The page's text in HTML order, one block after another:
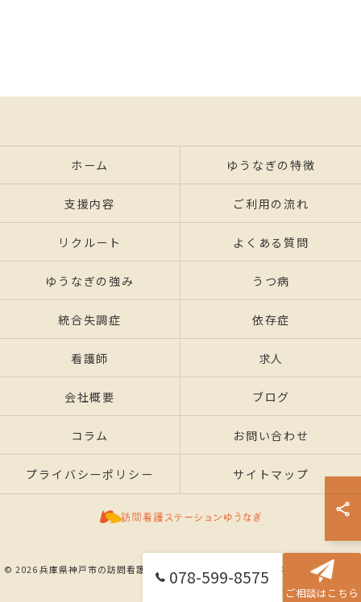
078-599-8575
ご相談はこちら
ホーム ゆうなぎの特徴
支援内容 ご利用の流れ
リクルート よくある質問
ゆうなぎの強み うつ病
統合失調症 依存症
看護師 求人
会社概要 ブログ
コラム お問い合わせ
プライバシーポリシー サイトマップ
© 2026 兵庫県神戸市の訪問看護なら訪問看護ステーションゆうなぎ ALL RIGHTS
RESERVED.